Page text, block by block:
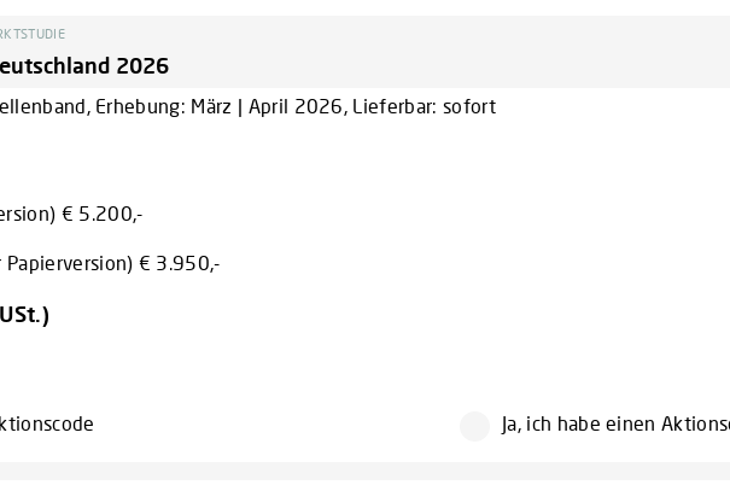
Erhebung: März | April 2026, Lieferbar: sofort
€ 5.200,-
Papierversion) € 3.950,-
Ja, ich habe einen